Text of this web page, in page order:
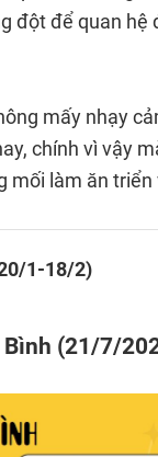
đột để quan hệ
mấy nhạy
chính vì vậy
mối làm ăn triển
1-18/2)
Bình (21/7/